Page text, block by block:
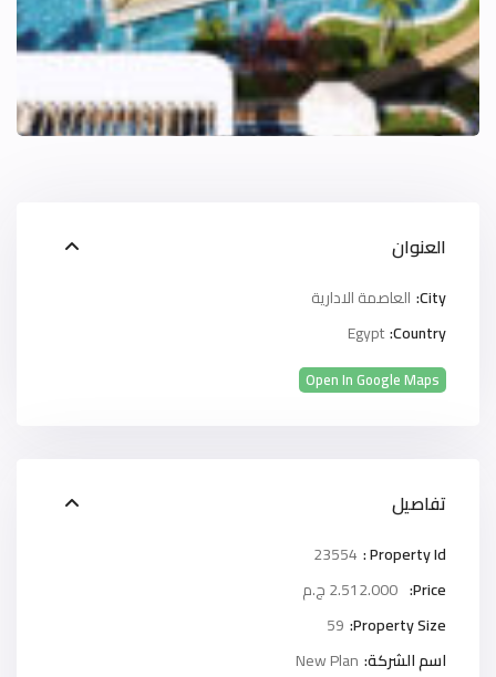
العنوان
City: العاصمة الادارية
Country:
Egypt
Open In Google Maps
تفاصيل
Property Id :
23554
Price: 2.512.000 ج.م
Property Size:
59
اسم الشركة: New Plan